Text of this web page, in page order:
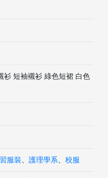
衫 短袖襯衫 綠色短裙 白色
服裝 護理學系 校服